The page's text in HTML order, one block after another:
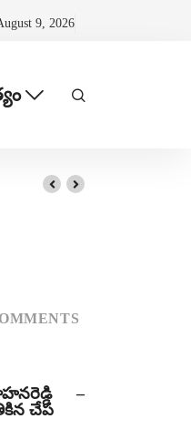
9, 2026
–
చేప